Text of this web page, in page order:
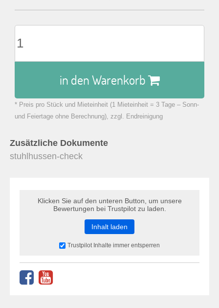
in den Warenkorb
zu Warenkorb hinzugefügt.
* Preis pro Stück und Mieteinheit (1 Mieteinheit = 3 Tage – Sonn-
und Feiertage ohne Berechnung), zzgl. Endreinigung
Zusätzliche Dokumente
stuhlhussen-check
Klicken Sie auf den unteren Button, um unsere
Bewertungen bei Trustpilot zu laden.
Inhalt laden
Trustpilot Inhalte immer entsperren